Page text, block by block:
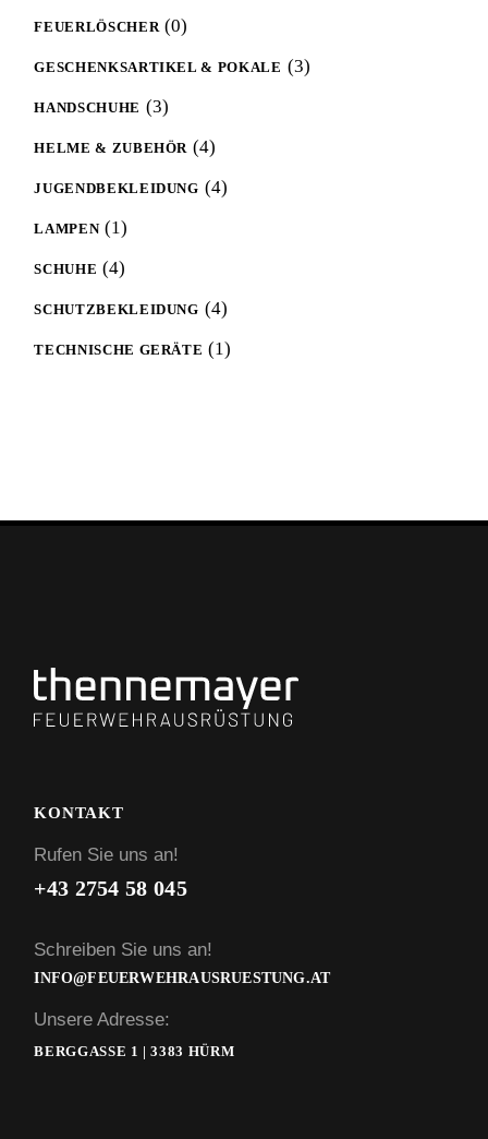
FEUERLÖSCHER 00
products
GESCHENKSARTIKEL & POKALE 33
products
HANDSCHUHE 33
products
HELME & ZUBEHÖR 44
products
JUGENDBEKLEIDUNG 44
products
LAMPEN 11
product
SCHUHE 44
products
SCHUTZBEKLEIDUNG 44
products
TECHNISCHE GERÄTE 11
product
KONTAKT
Rufen Sie uns an!
+43 2754 58 045
Schreiben Sie uns an!
INFO@FEUERWEHRAUSRUESTUNG.AT
Unsere Adresse:
BERGGASSE 1 | 3383 HÜRM